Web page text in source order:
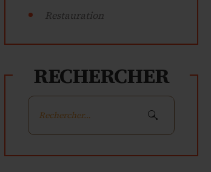
Restauration
RECHERCHER
Rechercher :